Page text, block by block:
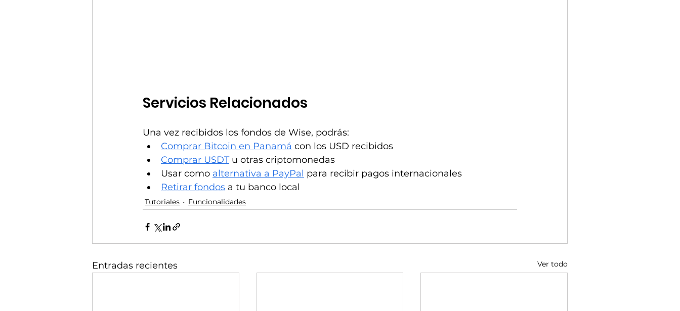
Servicios Relacionados
Una vez recibidos los fondos de Wise, podrás:
Comprar Bitcoin en Panamá con los USD recibidos
Comprar USDT u otras criptomonedas
Usar como alternativa a PayPal para recibir pagos internacionales
Retirar fondos a tu banco local
Tutoriales Funcionalidades
Entradas recientes Ver todo